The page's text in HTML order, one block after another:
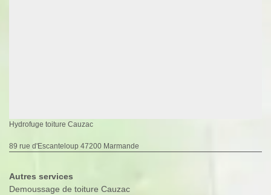
Hydrofuge toiture Cauzac
89 rue d'Escanteloup 47200 Marmande
Autres services
Demoussage de toiture Cauzac